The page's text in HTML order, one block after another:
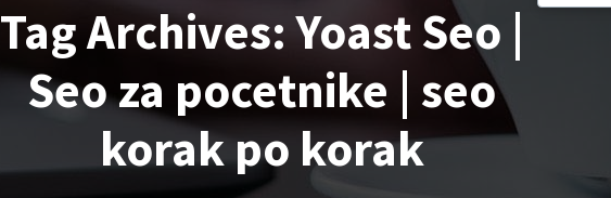
Tag Archives: Yoast Seo |
Seo za pocetnike | seo
korak po korak